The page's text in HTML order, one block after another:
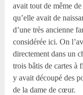
avait tout de même
qu’elle avait de
d’une très ancienne
considérée ici. On
directement dans un
trois bâtis de cartes à
y avait découpé des
de la dame de cœur.